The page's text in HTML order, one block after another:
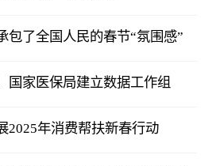
包了全国人民的春节“氛围感”
国家医保局建立数据工作组
2025年消费帮扶新春行动